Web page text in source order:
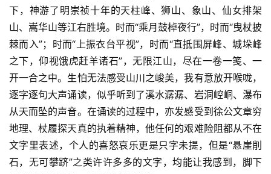
下，神游了明崇祯十年的天柱峰、狮山、象山、仙女排架
山、嵩华山等江右胜境。时而“乘月鼓棹夜行”，时而“曳杖披
棘而入”；时而“上振衣台平视”，时而“直抵围屏峰、城垛峰
之下，仰视饿虎赶羊诸石”，无限江山，尽在一卷一笺、一
开一合之中。生怕无法感受山川之峻美，我有意放开喉咙，
逐字逐句大声诵读，似乎听到了溪水潺潺、岩洞崆峒、瀑布
从天而坠的声音。在诵读的过程中，亦发感受到徐公文章穷
地理、杖履探天真的执着精神，他任何的艰难险阻都从不在
文字里表述，个人的喜怒哀乐更是只字未提，但是“悬崖削
石，无可攀跻”之类许许多多的文字，均能让我感到，脚下